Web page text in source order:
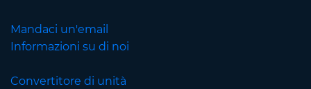
Mandaci un'email
Informazioni su di noi
Convertitore di unità